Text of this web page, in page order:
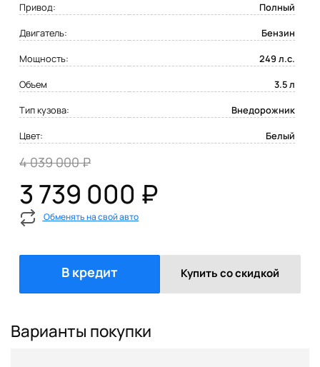
Привод:
Полный
Двигатель:
Бензин
Мощность:
249 л.с.
Объем
3.5 л
Тип кузова:
Внедорожник
Цвет:
Белый
4 039 000 ₽
3 739 000 ₽
Обменять на свой авто
В кредит Купить со скидкой
Варианты покупки